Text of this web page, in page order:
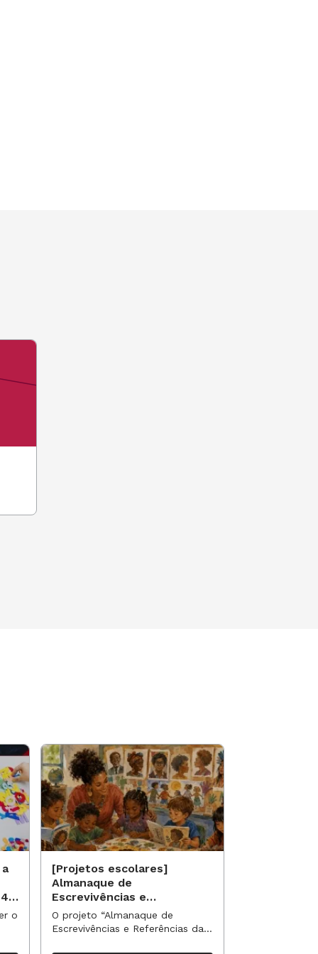
o
[Projetos escolares]
Almanaque de
Escrevivências e
Referências da Nossa
Turma
O projeto “Almanaque de
Escrevivências e Referências da